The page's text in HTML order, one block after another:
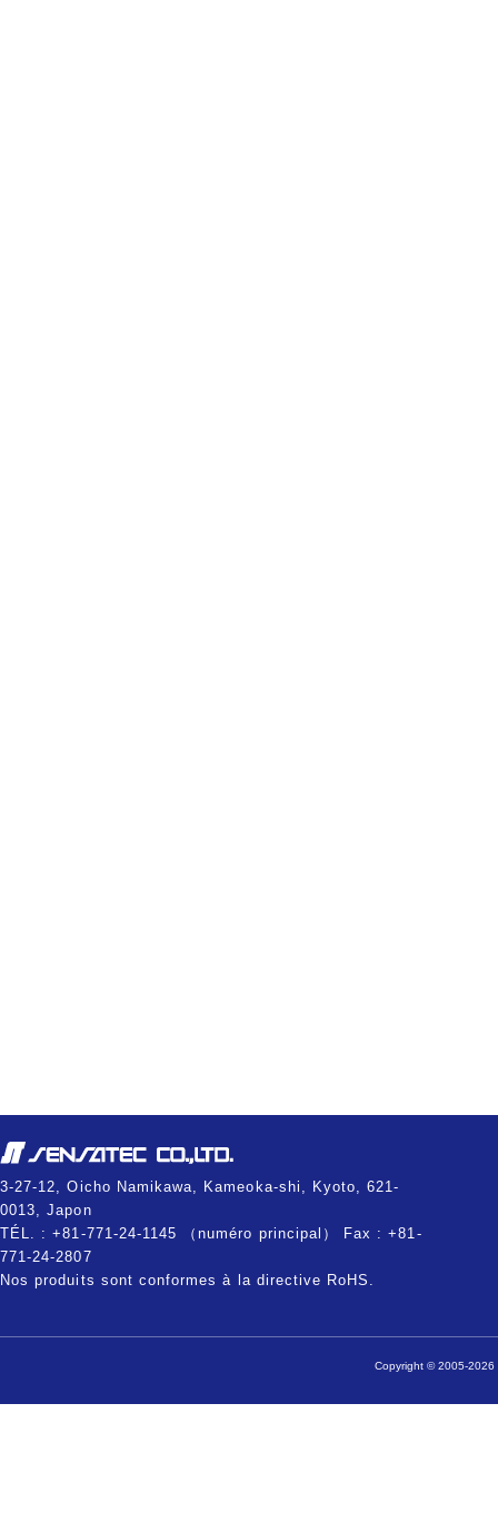
3-27-12, Oicho Namikawa, Kameoka-shi, Kyoto, 621-
0013, Japon
TÉL. : +81-771-24-1145 （numéro principal） Fax : +81-
771-24-2807
Nos produits sont conformes à la directive RoHS.
Copyright © 2005-2026